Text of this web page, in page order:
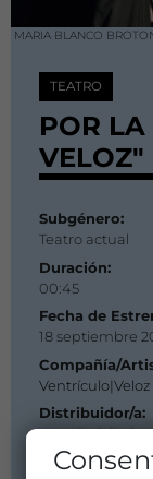
MARIA BLANCO
TEATRO
POR
VELOZ"
Subgénero:
Teatro actual
Duración:
00:45
Fecha de
18 septiembre
Compañía/
Ventrículo|Veloz
Distribuidor/a:
Ventrículo|Veloz